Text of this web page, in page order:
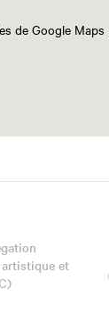
artistique et